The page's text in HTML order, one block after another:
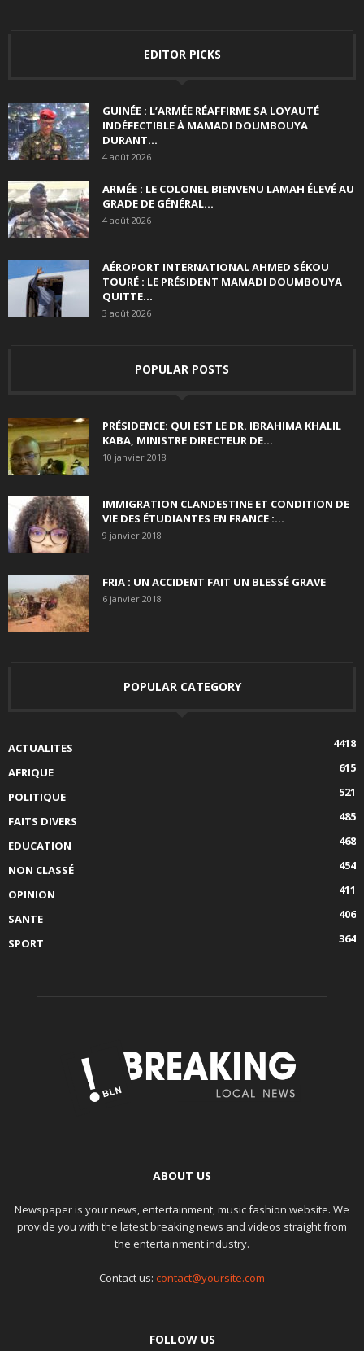
EDITOR PICKS
GUINÉE : L’ARMÉE RÉAFFIRME SA LOYAUTÉ
INDÉFECTIBLE À MAMADI DOUMBOUYA
DURANT...
4 août 2026
ARMÉE : LE COLONEL BIENVENU LAMAH ÉLEVÉ AU
GRADE DE GÉNÉRAL...
4 août 2026
AÉROPORT INTERNATIONAL AHMED SÉKOU
TOURÉ : LE PRÉSIDENT MAMADI DOUMBOUYA
QUITTE...
3 août 2026
POPULAR POSTS
PRÉSIDENCE: QUI EST LE DR. IBRAHIMA KHALIL
KABA, MINISTRE DIRECTEUR DE...
10 janvier 2018
IMMIGRATION CLANDESTINE ET CONDITION DE
VIE DES ÉTUDIANTES EN FRANCE :...
9 janvier 2018
FRIA : UN ACCIDENT FAIT UN BLESSÉ GRAVE
6 janvier 2018
POPULAR CATEGORY
ACTUALITES
4418
AFRIQUE
615
POLITIQUE
521
FAITS DIVERS
485
EDUCATION
468
NON CLASSÉ
454
OPINION
411
SANTE
406
SPORT
364
ABOUT US
Newspaper is your news, entertainment, music fashion website. We
provide you with the latest breaking news and videos straight from
the entertainment industry.
Contact us: contact@yoursite.com
FOLLOW US